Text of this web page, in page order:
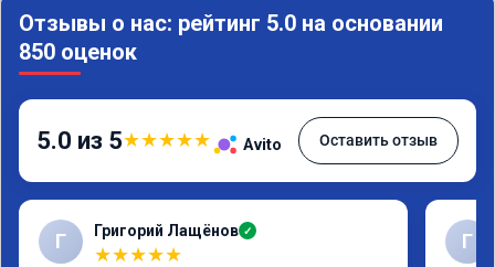
Отзывы о нас: рейтинг 5.0 на основании
850 оценок
5.0 из 5★★★★★ Avito Оставить отзыв
Г Григорий Лащёнов ✓
★★★★★
Г